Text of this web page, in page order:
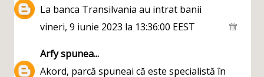
La banca Transilvania au intrat banii
vineri, 9 iunie 2023 la 13:36:00 EEST
Arfyspunea...
Akord, parcă spuneai că este specialistă în